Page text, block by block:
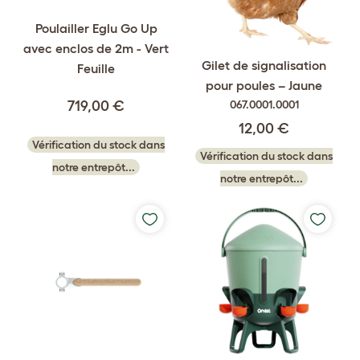
Poulailler Eglu Go Up
avec enclos de 2m - Vert
Feuille
719,00 €
Vérification du stock dans
notre entrepôt...
Gilet de signalisation
pour poules – Jaune
067.0001.0001
12,00 €
Vérification du stock dans
notre entrepôt...